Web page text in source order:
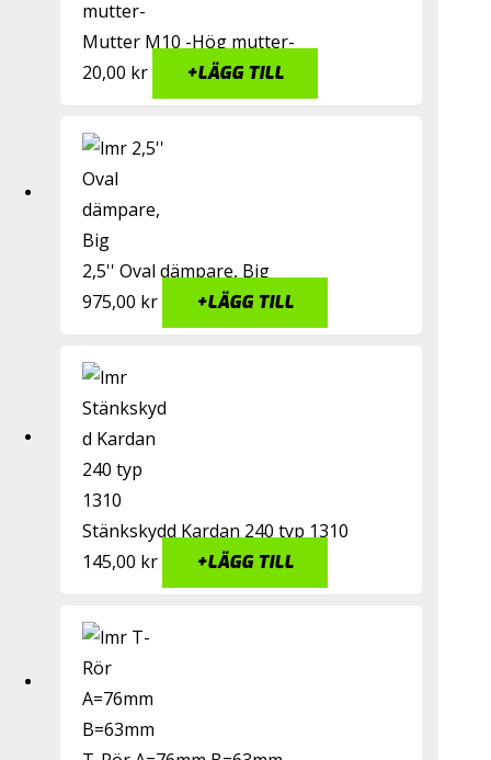
Mutter M10 -Hög mutter-
20,00 kr +LÄGG TILL
2,5'' Oval dämpare, Big
975,00 kr +LÄGG TILL
Stänkskydd Kardan 240 typ 1310
145,00 kr +LÄGG TILL